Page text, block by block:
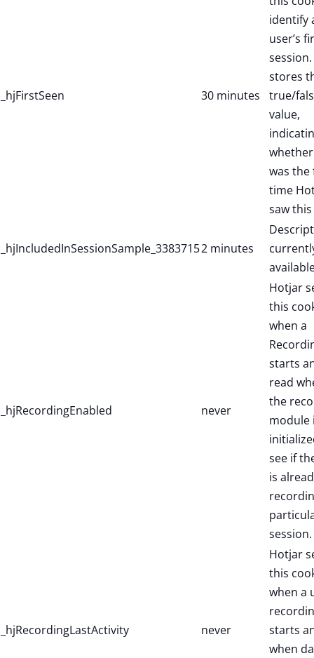
_hjFirstSeen 30 minutes
identify
user’s
stores
true/
value,
was the
time
saw
_hjIncludedInSessionSample_33837152 minutes
_hjRecordingEnabled never
Hotjar
this
when a
starts
read
the
module
see if
is
session.
_hjRecordingLastActivity never
Hotjar
this
when a
starts
when